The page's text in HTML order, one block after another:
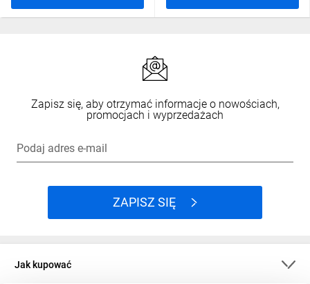
Zapisz się, aby otrzymać informacje o nowościach,
promocjach i wyprzedażach
Podaj adres e-mail
ZAPISZ SIĘ
Jak kupować